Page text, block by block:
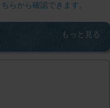
らから確認できます。
もっと見る